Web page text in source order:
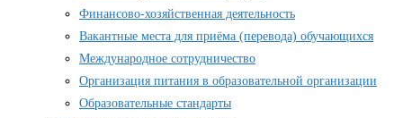
Финансово-хозяйственная деятельность
Вакантные места для приёма (перевода) обучающихся
Международное сотрудничество
Организация питания в образовательной организации
Образовательные стандарты